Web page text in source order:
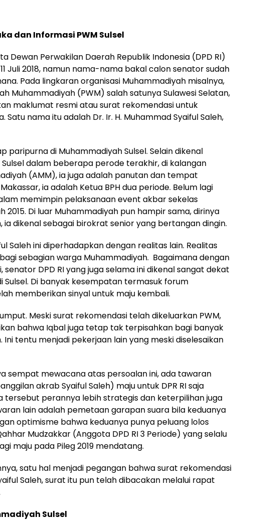
dan Informasi PWM Sulsel
Dewan Perwakilan Daerah Republik Indonesia (DPD RI)
Juli 2018, namun nama-nama bakal calon senator sudah
Pada lingkaran organisasi Muhammadiyah misalnya,
Muhammadiyah (PWM) salah satunya Sulawesi Selatan,
maklumat resmi atau surat rekomendasi untuk
Satu nama itu adalah Dr. Ir. H. Muhammad Syaiful Saleh,
paripurna di Muhammadiyah Sulsel. Selain dikenal
Sulsel dalam beberapa perode terakhir, di kalangan
(AMM), ia juga adalah panutan dan tempat
ia adalah Ketua BPH dua periode. Belum lagi
memimpin pelaksanaan event akbar sekelas
2015. Di luar Muhammadiyah pun hampir sama, dirinya
ia dikenal sebagai birokrat senior yang bertangan dingin.
Saleh ini diperhadapkan dengan realitas lain. Realitas
sebagian warga Muhammadiyah. Bagaimana dengan
senator DPD RI yang juga selama ini dikenal sangat dekat
Sulsel. Di banyak kesempatan termasuk forum
memberikan sinyal untuk maju kembali.
Meski surat rekomendasi telah dikeluarkan PWM,
bahwa Iqbal juga tetap tak terpisahkan bagi banyak
Ini tentu menjadi pekerjaan lain yang meski diselesaikan
sempat mewacana atas persoalan ini, ada tawaran
akrab Syaiful Saleh) maju untuk DPR RI saja
tersebut perannya lebih strategis dan keterpilihan juga
lain adalah pemetaan garapan suara bila keduanya
optimisme bahwa keduanya punya peluang lolos
Mudzakkar (Anggota DPD RI 3 Periode) yang selalu
maju pada Pileg 2019 mendatang.
satu hal menjadi pegangan bahwa surat rekomendasi
Saleh, surat itu pun telah dibacakan melalui rapat
Sulsel